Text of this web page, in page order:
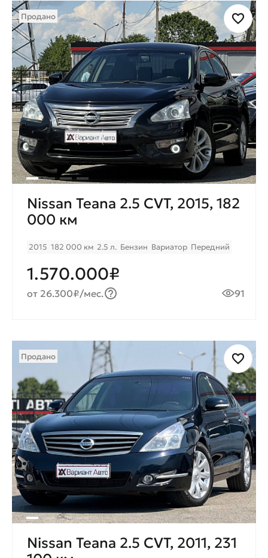
Продано
Nissan Teana 2.5 CVT, 2015, 182
000 км
2015 182 000 км 2.5 л. Бензин Вариатор Передний
1.570.000₽
от 26.300₽/мес. 91
Продано
Nissan Teana 2.5 CVT, 2011, 231